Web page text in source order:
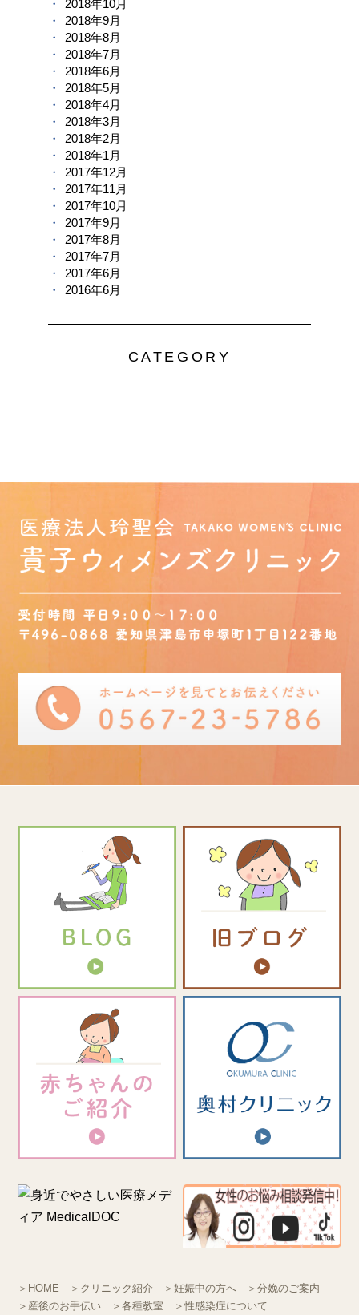
2018年10月
2018年9月
2018年8月
2018年7月
2018年6月
2018年5月
2018年4月
2018年3月
2018年2月
2018年1月
2017年12月
2017年11月
2017年10月
2017年9月
2017年8月
2017年7月
2017年6月
2016年6月
CATEGORY
＞HOME ＞クリニック紹介 ＞妊娠中の方へ
＞分娩のご案内
＞産後のお手伝い
＞各種教室 ＞性感染症について